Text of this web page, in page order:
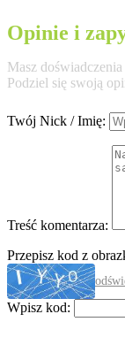
Opinie i
Masz
Podziel się swoją
Twój Nick / Imię:
Treść komentarza:
Przepisz kod z
Wpisz kod: